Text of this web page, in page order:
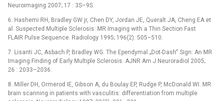
Neuroimaging 2007; 17 : 3S–9S.
6. Hashemi RH, Bradley GW jr, Chen DY, Jordan JE, Queralt JA, Cheng EA et
al. Suspected Multiple Sclerosis: MR Imaging with a Thin Section Fast
FLAIR Pulse Sequence. Radiology 1995; 196(2): 505–510.
7. Lisanti JC, Asbach P, Bradley WG. The Ependymal „Dot-Dash“ Sign: An MR
Imaging Finding of Early Multiple Sclerosis. AJNR Am J Neuroradiol 2005;
26 : 2033–2036.
8. Miller DH, Ormerod IE, Gibson A, du Boulay EP, Rudge P, McDonald WI. MR
brain scanning in patients with vasculitis: differentiation from multiple